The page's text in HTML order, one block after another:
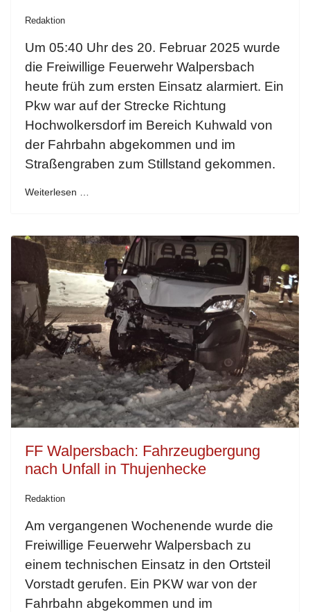
Redaktion
Um 05:40 Uhr des 20. Februar 2025 wurde
die Freiwillige Feuerwehr Walpersbach
heute früh zum ersten Einsatz alarmiert. Ein
Pkw war auf der Strecke Richtung
Hochwolkersdorf im Bereich Kuhwald von
der Fahrbahn abgekommen und im
Straßengraben zum Stillstand gekommen.
Weiterlesen …
FF Walpersbach: Fahrzeugbergung
nach Unfall in Thujenhecke
Redaktion
Am vergangenen Wochenende wurde die
Freiwillige Feuerwehr Walpersbach zu
einem technischen Einsatz in den Ortsteil
Vorstadt gerufen. Ein PKW war von der
Fahrbahn abgekommen und im